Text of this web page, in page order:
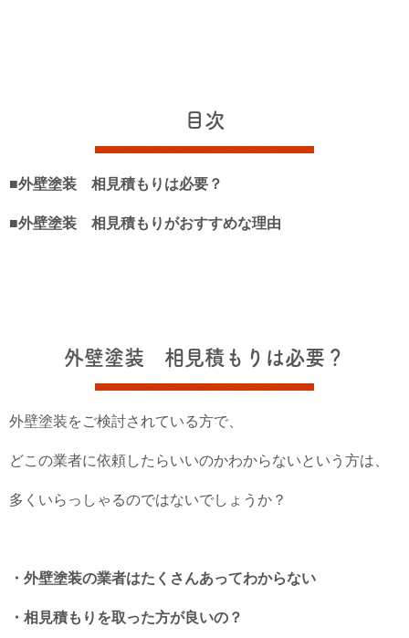
目次
■外壁塗装 相見積もりは必要？
■外壁塗装 相見積もりがおすすめな理由
外壁塗装 相見積もりは必要？
外壁塗装をご検討されている方で、
どこの業者に依頼したらいいのかわからないという方は、
多くいらっしゃるのではないでしょうか？
・外壁塗装の業者はたくさんあってわからない
・相見積もりを取った方が良いの？